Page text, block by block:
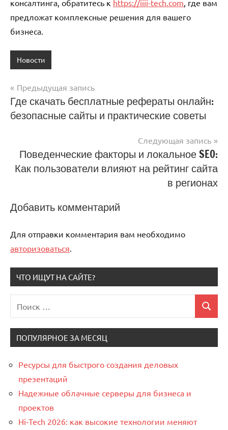
консалтинга, обратитесь к https://iiii-tech.com , где вам
предложат комплексные решения для вашего
бизнеса.
Новости
Навигация
по
Предыдущая запись
Где скачать бесплатные рефераты онлайн:
безопасные сайты и практические советы
Следующая запись
Поведенческие факторы и локальное SEO:
Как пользователи влияют на рейтинг сайта
в регионах
Добавить комментарий
Для отправки комментария вам необходимо
авторизоваться
ЧТО ИЩУТ НА САЙТЕ?
для:
Поиск
ПОПУЛЯРНОЕ ЗА МЕСЯЦ
Ресурсы для быстрого создания деловых
презентаций
Надежные облачные серверы для бизнеса и
проектов
Hi‑Tech 2026: как высокие технологии меняют